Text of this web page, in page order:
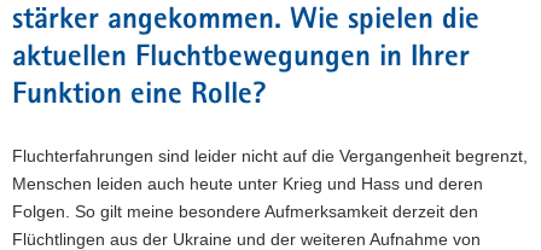
stärker angekommen. Wie spielen die
aktuellen Fluchtbewegungen in Ihrer
Funktion eine Rolle?
Fluchterfahrungen sind leider nicht auf die Vergangenheit begrenzt,
Menschen leiden auch heute unter Krieg und Hass und deren
Folgen. So gilt meine besondere Aufmerksamkeit derzeit den
Flüchtlingen aus der Ukraine und der weiteren Aufnahme von